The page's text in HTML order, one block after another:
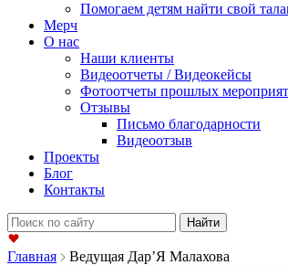
Помогаем детям найти свой
Мерч
О нас
Наши клиенты
Видеоотчеты / Видеокейсы
Фотоотчеты прошлых
Отзывы
Письмо благодарности
Видеоотзыв
Проекты
Блог
Контакты
Найти:
Главная Ведущая Дар’Я Малахова